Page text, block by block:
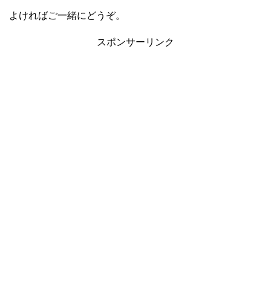
よければご一緒にどうぞ。
スポンサーリンク